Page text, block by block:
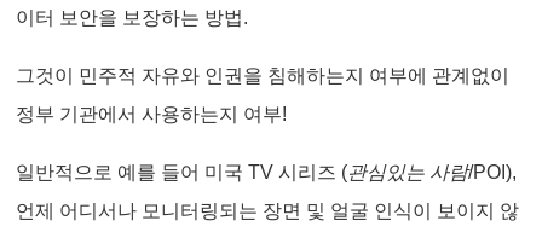
이터 보안을 보장하는 방법.
그것이 민주적 자유와 인권을 침해하는지 여부에 관계없이
정부 기관에서 사용하는지 여부!
일반적으로 예를 들어 미국 TV 시리즈 (관심있는 사람/POI),
언제 어디서나 모니터링되는 장면 및 얼굴 인식이 보이지 않